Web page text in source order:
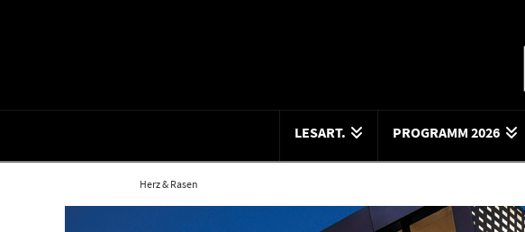
LESART. PROGRAMM 2026
Herz & Rasen